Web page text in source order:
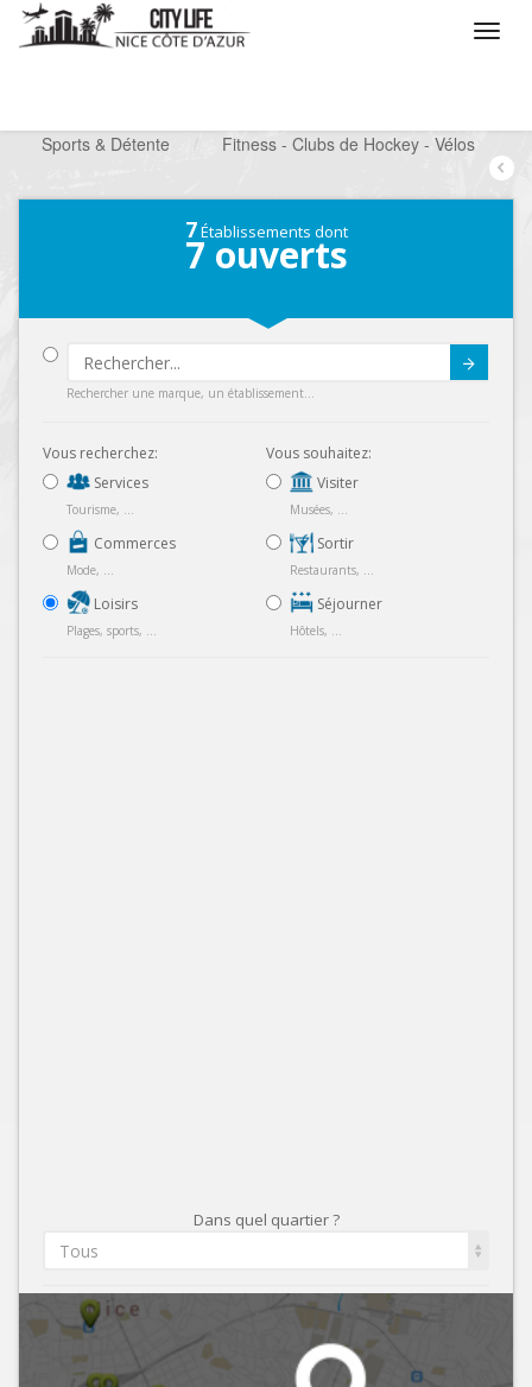
Sports & Détente
/ Fitness - Clubs de Hockey - Vélos
7Établissements dont
7 ouverts
Rechercher une marque, un établissement...
Vous recherchez:
Services
Tourisme, ...
Commerces
Mode, ...
Loisirs
Plages, sports, ...
Vous souhaitez:
Visiter
Musées, ...
Sortir
Restaurants, ...
Séjourner
Hôtels, ...
Dans quel quartier ?
Tous